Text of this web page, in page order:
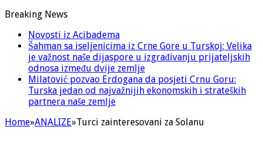
Breaking News
Novosti iz Acibadema
Šahman sa iseljenicima iz Crne Gore u Turskoj: Velika
je važnost naše dijaspore u izgrađivanju prijateljskih
odnosa između dvije zemlje
Milatović pozvao Erdogana da posjeti Crnu Goru:
Turska jedan od najvažnijih ekonomskih i strateških
partnera naše zemlje
Home»ANALIZE»Turci zainteresovani za Solanu